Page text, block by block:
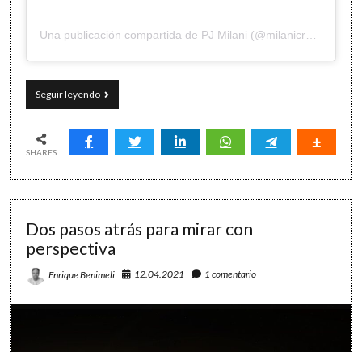
Una publicación compartida de PJ Milani (@milanicreative)
Seguir leyendoLa
productividad
SHARES
Dos pasos atrás para mirar con
perspectiva
Enrique Benimeli 12.04.2021 1 comentario